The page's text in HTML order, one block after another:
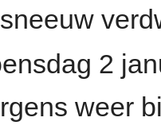
2
weer